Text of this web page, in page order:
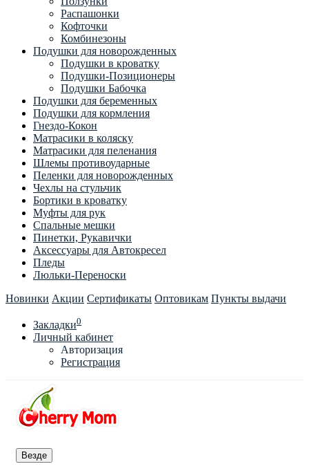
Распашонки
Кофточки
Комбинезоны
Подушки для новорожденных
Подушки в кроватку
Подушки-Позиционеры
Подушки Бабочка
Подушки для беременных
Подушки для кормления
Гнездо-Кокон
Матрасики в коляску
Матрасики для пеленания
Шлемы противоударные
Пеленки для новорожденных
Чехлы на стульчик
Бортики в кроватку
Муфты для рук
Спальные мешки
Пинетки, Рукавички
Аксессуары для Автокресел
Пледы
Люльки-Переноски
Новинки Акции Сертификаты Оптовикам Пункты выдачи
Закладки0
Личный кабинет
Авторизация
Регистрация
Везде